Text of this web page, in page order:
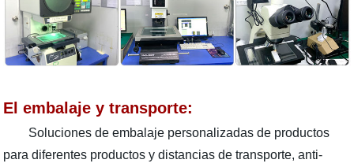
El embalaje y transporte:
Soluciones de embalaje personalizadas de productos
para diferentes productos y distancias de transporte, anti-